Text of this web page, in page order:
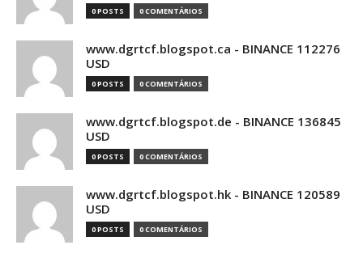
0 POSTS 0 COMENTÁRIOS
www.dgrtcf.blogspot.ca - BINANCE 112276
USD
0 POSTS 0 COMENTÁRIOS
www.dgrtcf.blogspot.de - BINANCE 136845
USD
0 POSTS 0 COMENTÁRIOS
www.dgrtcf.blogspot.hk - BINANCE 120589
USD
0 POSTS 0 COMENTÁRIOS